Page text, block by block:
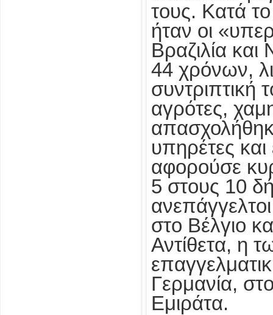
τους. Κατά
ήταν οι
Βραζιλία
44 χρόνων,
συντριπτική
αγρότες,
υπηρέτες
αφορούσε
5 στους 10
στο Βέλγιο
Αντίθετα, η
Γερμανία,
Εμιράτα.